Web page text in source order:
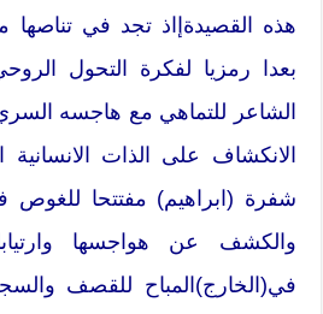
هذه القصيدةإاذ تجد في تناصها
بعدا رمزيا لفكرة التحول
الشاعر للتماهي مع هاجسه
الانكشاف على الذات
شفرة (ابراهيم) مفتتحا للغوص
والكشف عن هواجسها
في(الخارج)المباح للقصف